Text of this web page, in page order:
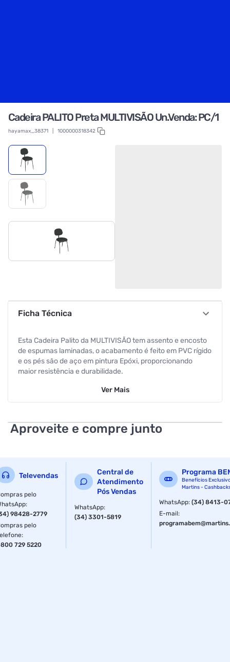
Cadeira PALITO Preta MULTIVISÃO Un.Venda: PC/1
hayamax_38371 1000000318342
Ficha Técnica
Esta Cadeira Palito da MULTIVISÃO tem assento e encosto
de espumas laminadas, o acabamento é feito em PVC rígido
e os pés são de aço em pintura Epóxi, proporcionando
maior resistência e durabilidade.
Ver Mais
Aproveite e compre junto
Televendas
pelo
:
98428-2779
pelo
:
729 5220
Central de
Atendimento
Pós Vendas
WhatsApp:
(34) 3301-5819
Programa
Benefícios
Martins -
WhatsApp:(34) 8413-
E-mail: